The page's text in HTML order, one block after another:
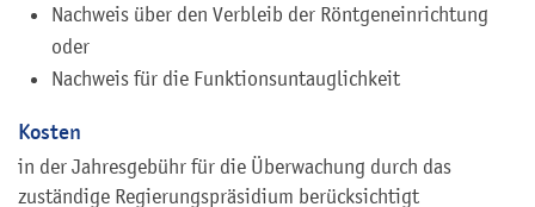
Nachweis über den Verbleib der Röntgeneinrichtung
oder
Nachweis für die Funktionsuntauglichkeit
Kosten
in der Jahresgebühr für die Überwachung durch das
zuständige Regierungspräsidium berücksichtigt